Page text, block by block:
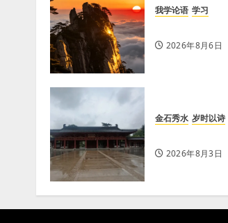
我学论语 学习
2026年8月6日
金石秀水 岁时以诗
2026年8月3日